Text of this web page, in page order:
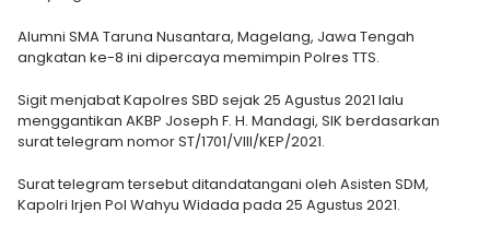
Alumni SMA Taruna Nusantara, Magelang, Jawa Tengah
angkatan ke-8 ini dipercaya memimpin Polres TTS.
Sigit menjabat Kapolres SBD sejak 25 Agustus 2021 lalu
menggantikan AKBP Joseph F. H. Mandagi, SIK berdasarkan
surat telegram nomor ST/1701/VIII/KEP/2021.
Surat telegram tersebut ditandatangani oleh Asisten SDM,
Kapolri Irjen Pol Wahyu Widada pada 25 Agustus 2021.